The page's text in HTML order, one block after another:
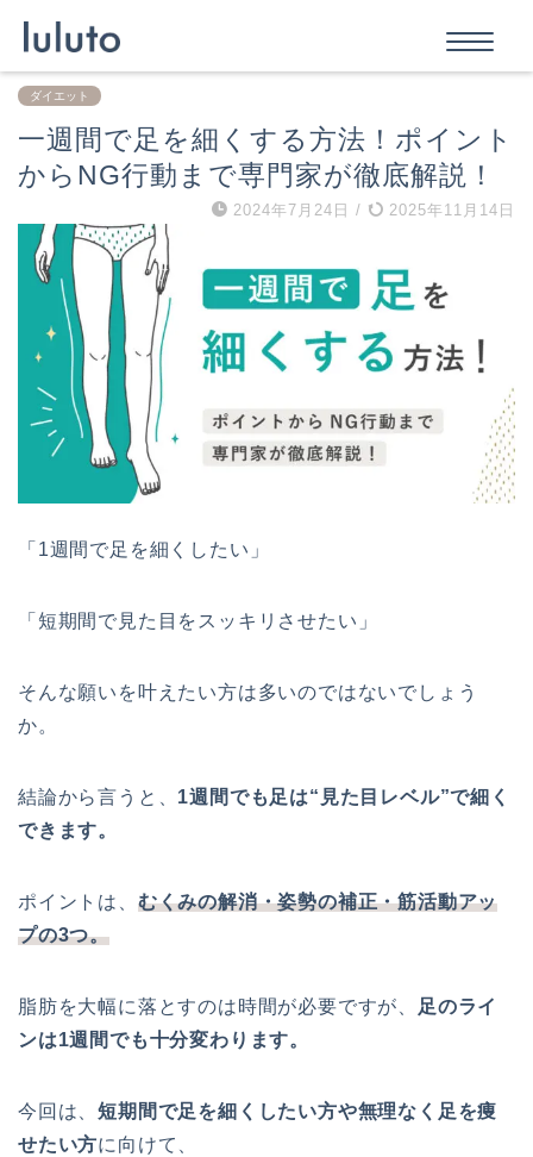
ダイエット
一週間で足を細くする方法！ポイント
からNG行動まで専門家が徹底解説！
2024年7月24日 / 2025年11月14日
「1週間で足を細くしたい」
「短期間で見た目をスッキリさせたい」
そんな願いを叶えたい方は多いのではないでしょう
か。
結論から言うと、 1週間でも足は“見た目レベル”で細く
できます。
ポイントは、 むくみの解消・姿勢の補正・筋活動アッ
プの3つ。
脂肪を大幅に落とすのは時間が必要ですが、
足のライ
ンは1週間でも十分変わります。
今回は、短期間で足を細くしたい方や無理なく足を痩
せたい方に向けて、